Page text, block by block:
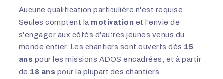
Aucune qualification particulière n'est requise.
Seules comptent la motivation et l'envie de
s'engager aux côtés d'autres jeunes venus du
monde entier. Les chantiers sont ouverts dès 15
ans pour les missions ADOS encadrées, et à partir
de 18 ans pour la plupart des chantiers